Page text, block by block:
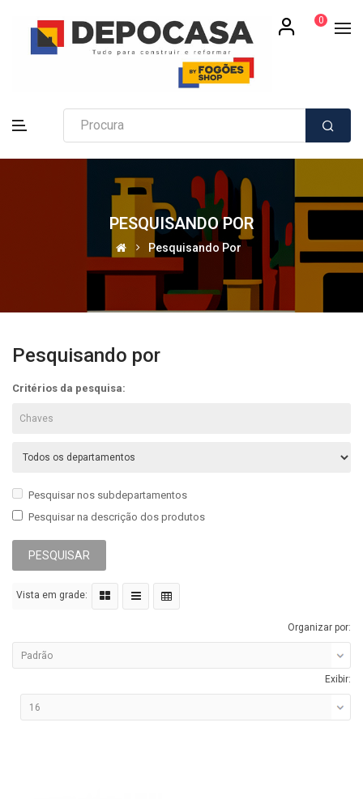
0
PESQUISANDO POR
Pesquisando Por
Pesquisando por
Critérios da pesquisa:
Pesquisar nos subdepartamentos
Pesquisar na descrição dos produtos
Vista em grade:
Organizar por:
Exibir: